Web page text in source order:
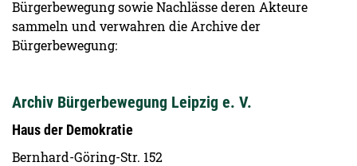
Bürgerbewegung sowie Nachlässe deren Akteure
sammeln und verwahren die Archive der
Bürgerbewegung:
Archiv Bürgerbewegung Leipzig e. V.
Haus der Demokratie
Bernhard-Göring-Str. 152